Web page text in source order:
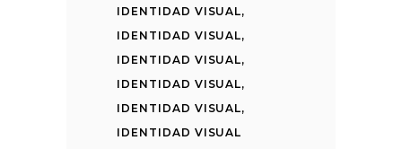
IDENTIDAD VISUAL,
IDENTIDAD VISUAL,
IDENTIDAD VISUAL,
IDENTIDAD VISUAL,
IDENTIDAD VISUAL,
IDENTIDAD VISUAL